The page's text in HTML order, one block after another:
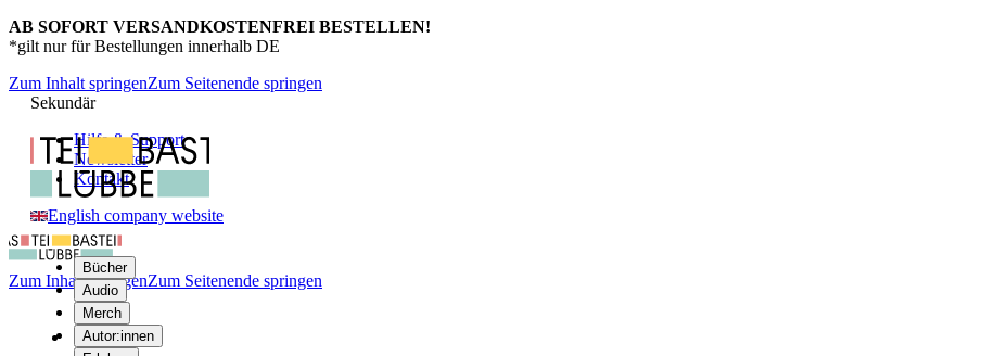
AB SOFORT VERSANDKOSTENFREI BESTELLEN!
*gilt nur für Bestellungen innerhalb DE
Zum Inhalt springenZum Seitenende springen
Sekundär
Hilfe & Support
Newsletter
Kontakt
English company website
Bücher
Audio
Merch
Autor:innen
Zum Inhalt springenZum Seitenende springen